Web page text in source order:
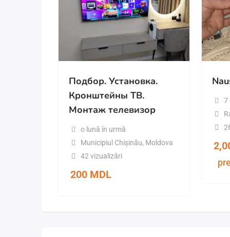
Подбор. Установка.
Кронштейны ТВ.
Монтаж телевизор
o lună în urmă
Municipiul Chișinău, Moldova
42 vizualizări
200 MDL
7